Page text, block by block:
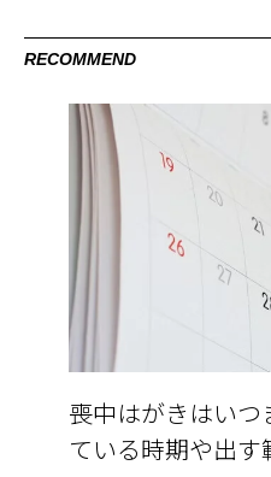
RECOMMEND
喪中はがきはいつ
ている時期や出す